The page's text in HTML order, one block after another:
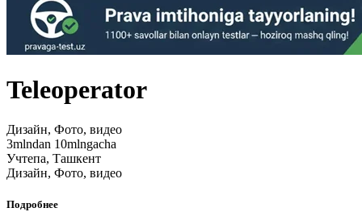
Teleoperator
Дизайн, Фото, видео
3mlndan 10mlngacha
Учтепа, Ташкент
Дизайн, Фото, видео
Подробнее